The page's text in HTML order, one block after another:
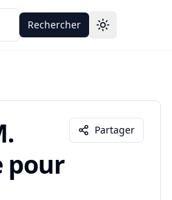
Rechercher Toggle theme
pour
Partager